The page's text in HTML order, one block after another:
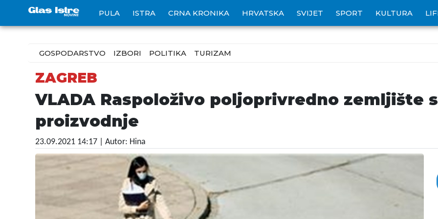
PULA ISTRA CRNA KRONIKA HRVATSKA SVIJET SPORT KULTURA
GOSPODARSTVO IZBORI POLITIKA TURIZAM
ZAGREB
VLADA Raspoloživo poljoprivredno
proizvodnje
23.09.2021 14:17 | Autor: Hina